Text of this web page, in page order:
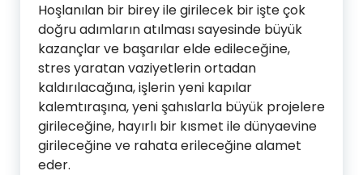
Hoşlanılan bir birey ile girilecek bir işte çok
doğru adımların atılması sayesinde büyük
kazançlar ve başarılar elde edileceğine,
stres yaratan vaziyetlerin ortadan
kaldırılacağına, işlerin yeni kapılar
kalemtıraşına, yeni şahıslarla büyük projelere
girileceğine, hayırlı bir kısmet ile dünyaevine
girileceğine ve rahata erileceğine alamet
eder.